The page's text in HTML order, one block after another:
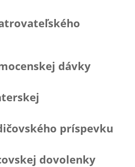
dávky
príspevku
dovolenky